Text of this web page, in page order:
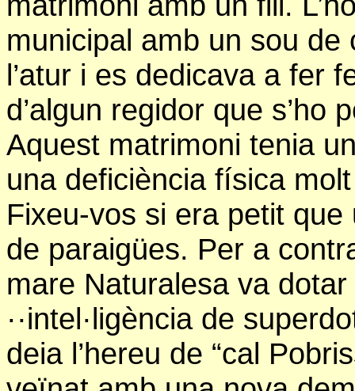
municipal amb un sou
l’atur i es dedicava a fer
d’algun regidor que s’ho
Aquest matrimoni tenia
una deficiència física
Fixeu-vos si era petit que
de paraigües. Per a
mare Naturalesa va dotar
··intel·ligència de
deia l’hereu de “cal